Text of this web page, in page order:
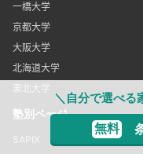
＼自分で選べる
無料
一橋大学
京都大学
大阪大学
北海道大学
東北大学
塾別ページ
SAPIX